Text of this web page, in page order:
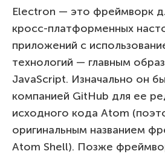
Electron — это фреймворк
кросс-платформенных
приложений с
технологий — главным
JavaScript. Изначально он
компанией GitHub для ее
исходного кода Atom
оригинальным названием
Atom Shell). Позже